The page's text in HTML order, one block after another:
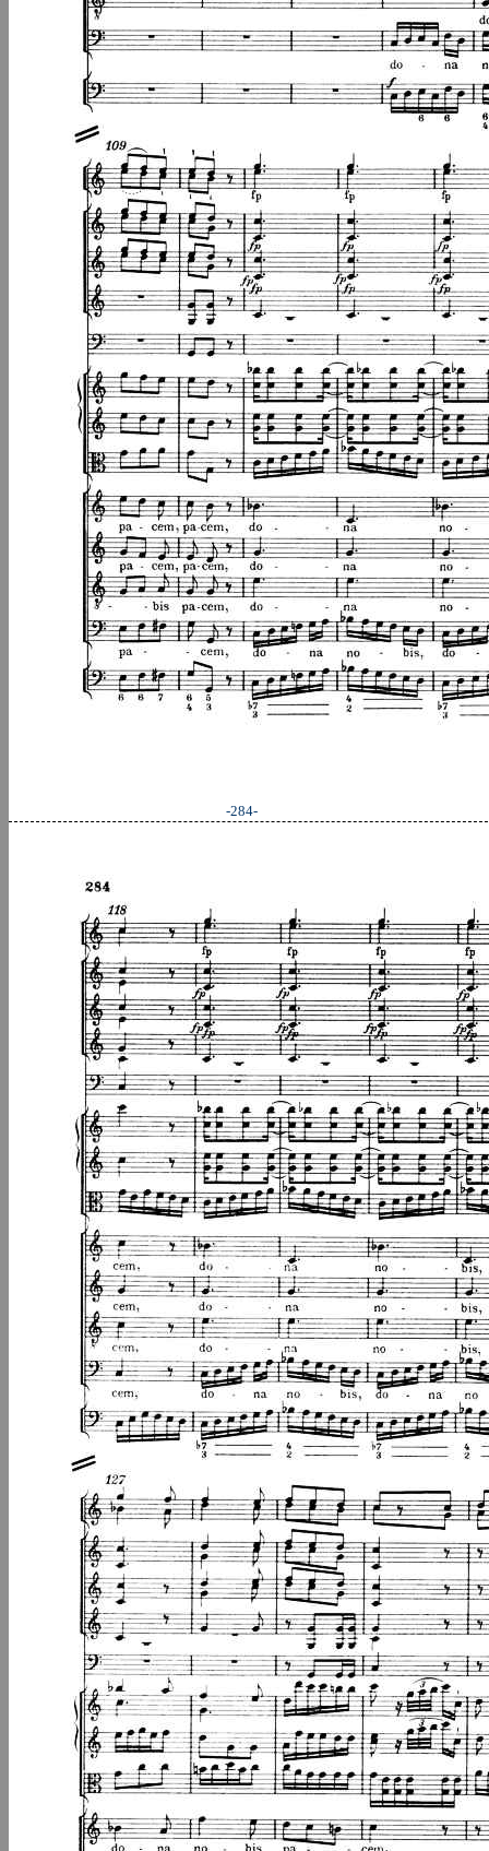
-284-